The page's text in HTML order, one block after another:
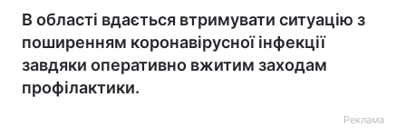
В області вдається втримувати ситуацію з
поширенням коронавірусної інфекції
завдяки оперативно вжитим заходам
профілактики.
Реклама